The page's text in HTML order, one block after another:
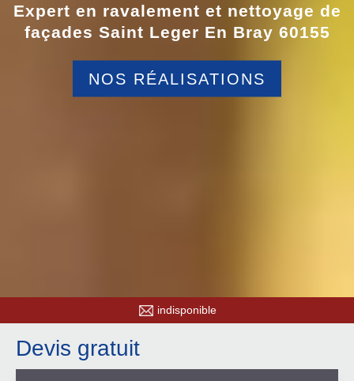
Expert en ravalement et nettoyage de
façades Saint Leger En Bray 60155
NOS RÉALISATIONS
indisponible
Devis gratuit